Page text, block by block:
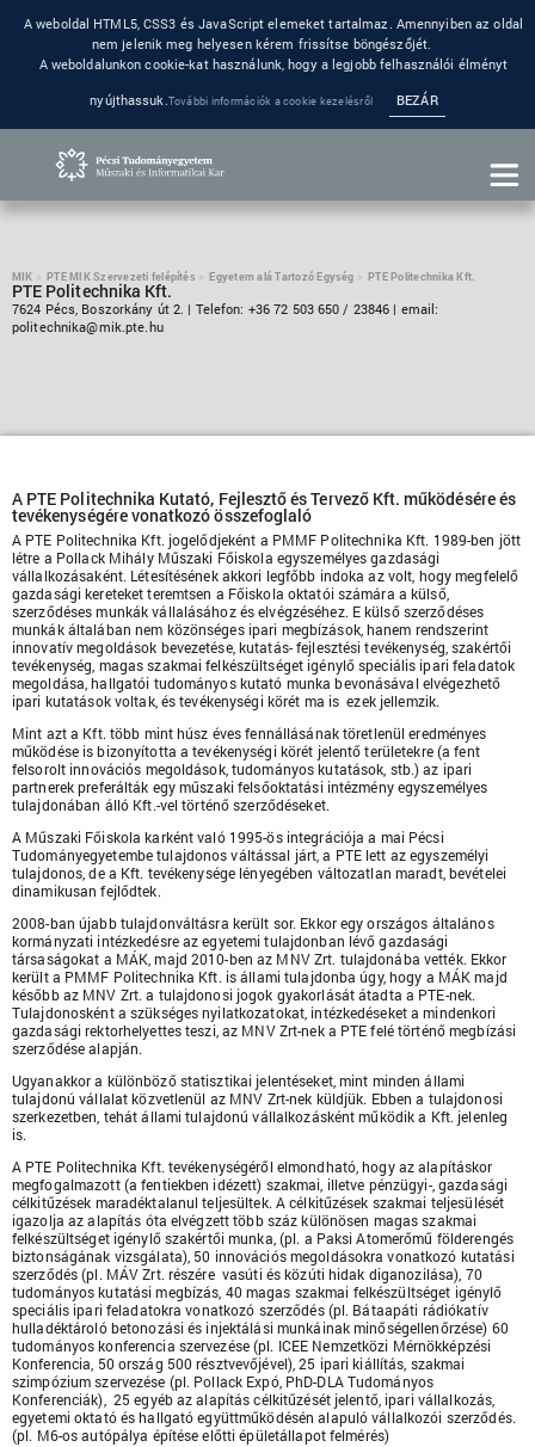
A weboldal HTML5, CSS3 és JavaScript elemeket tartalmaz. Amennyiben az oldal
nem jelenik meg helyesen kérem frissítse böngészőjét.
A weboldalunkon cookie-kat használunk, hogy a legjobb felhasználói élményt
nyújthassuk. További információk a cookie kezelésről BEZÁR
MIK PTE MIK Szervezeti felépítés Egyetem alá Tartozó Egység PTE Politechnika Kft.
PTE Politechnika Kft.
7624 Pécs, Boszorkány út 2. | Telefon: +36 72 503 650 / 23846 | email:
politechnika@mik.pte.hu
A PTE Politechnika Kutató, Fejlesztő és Tervező Kft. működésére és
tevékenységére vonatkozó összefoglaló
A PTE Politechnika Kft. jogelődjeként a PMMF Politechnika Kft. 1989-ben jött
létre a Pollack Mihály Műszaki Főiskola egyszemélyes gazdasági
vállalkozásaként. Létesítésének akkori legfőbb indoka az volt, hogy megfelelő
gazdasági kereteket teremtsen a Főiskola oktatói számára a külső,
szerződéses munkák vállalásához és elvégzéséhez. E külső szerződéses
munkák általában nem közönséges ipari megbízások, hanem rendszerint
innovatív megoldások bevezetése, kutatás- fejlesztési tevékenység, szakértői
tevékenység, magas szakmai felkészültséget igénylő speciális ipari feladatok
megoldása, hallgatói tudományos kutató munka bevonásával elvégezhető
ipari kutatások voltak, és tevékenységi körét ma is ezek jellemzik.
Mint azt a Kft. több mint húsz éves fennállásának töretlenül eredményes
működése is bizonyította a tevékenységi körét jelentő területekre (a fent
felsorolt innovációs megoldások, tudományos kutatások, stb.) az ipari
partnerek preferálták egy műszaki felsőoktatási intézmény egyszemélyes
tulajdonában álló Kft.-vel történő szerződéseket.
A Műszaki Főiskola karként való 1995-ös integrációja a mai Pécsi
Tudományegyetembe tulajdonos váltással járt, a PTE lett az egyszemélyi
tulajdonos, de a Kft. tevékenysége lényegében változatlan maradt, bevételei
dinamikusan fejlődtek.
2008-ban újabb tulajdonváltásra került sor. Ekkor egy országos általános
kormányzati intézkedésre az egyetemi tulajdonban lévő gazdasági
társaságokat a MÁK, majd 2010-ben az MNV Zrt. tulajdonába vették. Ekkor
került a PMMF Politechnika Kft. is állami tulajdonba úgy, hogy a MÁK majd
később az MNV Zrt. a tulajdonosi jogok gyakorlását átadta a PTE-nek.
Tulajdonosként a szükséges nyilatkozatokat, intézkedéseket a mindenkori
gazdasági rektorhelyettes teszi, az MNV Zrt-nek a PTE felé történő megbízási
szerződése alapján.
Ugyanakkor a különböző statisztikai jelentéseket, mint minden állami
tulajdonú vállalat közvetlenül az MNV Zrt-nek küldjük. Ebben a tulajdonosi
szerkezetben, tehát állami tulajdonú vállalkozásként működik a Kft. jelenleg
is.
A PTE Politechnika Kft. tevékenységéről elmondható, hogy az alapításkor
megfogalmazott (a fentiekben idézett) szakmai, illetve pénzügyi-, gazdasági
célkitűzések maradéktalanul teljesültek. A célkitűzések szakmai teljesülését
igazolja az alapítás óta elvégzett több száz különösen magas szakmai
felkészültséget igénylő szakértői munka, (pl. a Paksi Atomerőmű földerengés
biztonságának vizsgálata), 50 innovációs megoldásokra vonatkozó kutatási
szerződés (pl. MÁV Zrt. részére vasúti és közúti hidak diganozilása), 70
tudományos kutatási megbízás, 40 magas szakmai felkészültséget igénylő
speciális ipari feladatokra vonatkozó szerződés (pl. Bátaapáti rádiókatív
hulladéktároló betonozási és injektálási munkáinak minőségellenőrzése) 60
tudományos konferencia szervezése (pl. ICEE Nemzetközi Mérnökképzési
Konferencia, 50 ország 500 résztvevőjével), 25 ipari kiállítás, szakmai
szimpózium szervezése (pl. Pollack Expó, PhD-DLA Tudományos
Konferenciák), 25 egyéb az alapítás célkitűzését jelentő, ipari vállalkozás,
egyetemi oktató és hallgató együttműködésén alapuló vállalkozói szerződés.
(pl. M6-os autópálya építése előtti épületállapot felmérés)